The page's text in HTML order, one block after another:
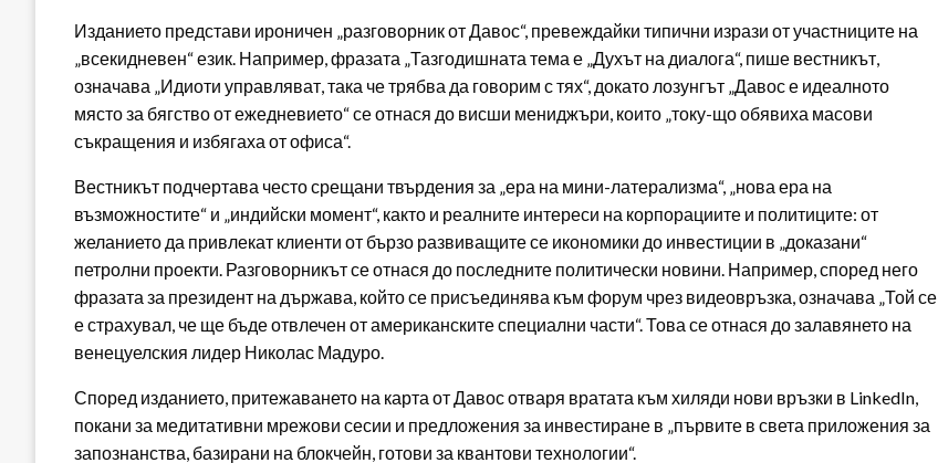
Изданието представи ироничен „разговорник от Давос“, превеждайки типични изрази от участниците на
„всекидневен“ език. Например, фразата „Тазгодишната тема е „Духът на диалога“, пише вестникът,
означава „Идиоти управляват, така че трябва да говорим с тях“, докато лозунгът „Давос е идеалното
място за бягство от ежедневието“ се отнася до висши мениджъри, които „току-що обявиха масови
съкращения и избягаха от офиса“.
Вестникът подчертава често срещани твърдения за „ера на мини-латерализма“, „нова ера на
възможностите“ и „индийски момент“, както и реалните интереси на корпорациите и политиците: от
желанието да привлекат клиенти от бързо развиващите се икономики до инвестиции в „доказани“
петролни проекти. Разговорникът се отнася до последните политически новини. Например, според него
фразата за президент на държава, който се присъединява към форум чрез видеовръзка, означава „Той се
е страхувал, че ще бъде отвлечен от американските специални части“. Това се отнася до залавянето на
венецуелския лидер Николас Мадуро.
Според изданието, притежаването на карта от Давос отваря вратата към хиляди нови връзки в LinkedIn,
покани за медитативни мрежови сесии и предложения за инвестиране в „първите в света приложения за
запознанства, базирани на блокчейн, готови за квантови технологии“.